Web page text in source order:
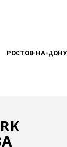
РОСТОВ-НА-ДОНУ
РОСТОВ-НА-ДОНУ